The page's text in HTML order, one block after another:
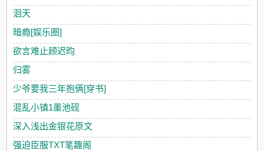
洄天
暗瘾[娱乐圈]
欲言难止顾迟昀
归雾
少爷要我三年抱俩[穿书]
混乱小镇1墨池砚
深入浅出金银花原文
强迫臣服TXT笔趣阁